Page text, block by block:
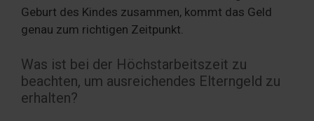
Geburt des Kindes zusammen, kommt das Geld
genau zum richtigen Zeitpunkt.
Was ist bei der Höchstarbeitszeit zu
beachten, um ausreichendes Elterngeld zu
erhalten?